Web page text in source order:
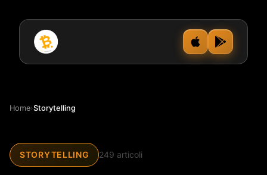
Home›Storytelling
STORYTELLING 249 articoli